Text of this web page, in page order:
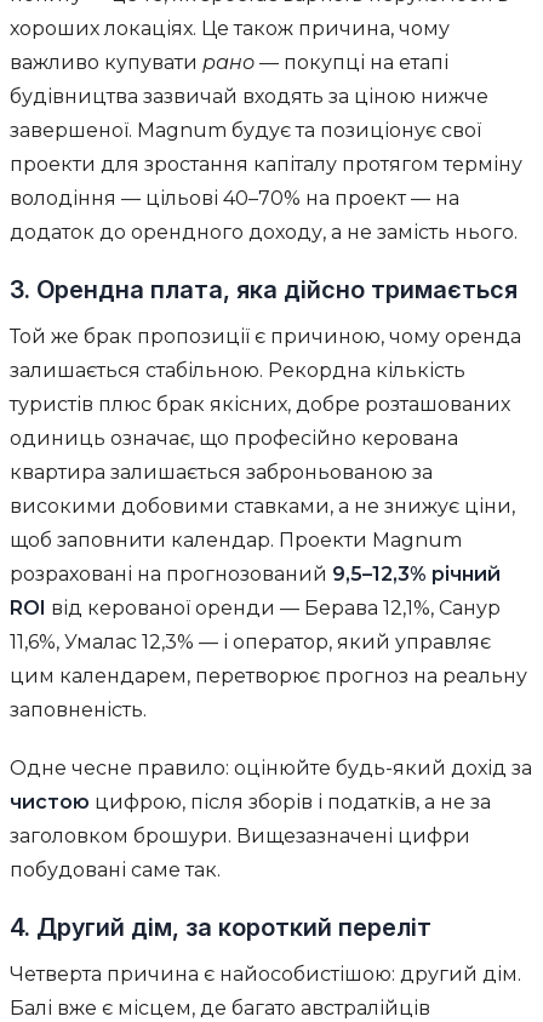
хороших локаціях. Це також причина, чому
важливо купувати рано — покупці на етапі
будівництва зазвичай входять за ціною нижче
завершеної. Magnum будує та позиціонує свої
проекти для зростання капіталу протягом терміну
володіння — цільові 40–70% на проект — на
додаток до орендного доходу, а не замість нього.
3. Орендна плата, яка дійсно тримається
Той же брак пропозиції є причиною, чому оренда
залишається стабільною. Рекордна кількість
туристів плюс брак якісних, добре розташованих
одиниць означає, що професійно керована
квартира залишається заброньованою за
високими добовими ставками, а не знижує ціни,
щоб заповнити календар. Проекти Magnum
розраховані на прогнозований 9,5–12,3% річний
ROI від керованої оренди — Берава 12,1%, Санур
11,6%, Умалас 12,3% — і оператор, який управляє
цим календарем, перетворює прогноз на реальну
заповненість.
Одне чесне правило: оцінюйте будь-який дохід за
чистою цифрою, після зборів і податків, а не за
заголовком брошури. Вищезазначені цифри
побудовані саме так.
4. Другий дім, за короткий переліт
Четверта причина є найособистішою: другий дім.
Балі вже є місцем, де багато австралійців